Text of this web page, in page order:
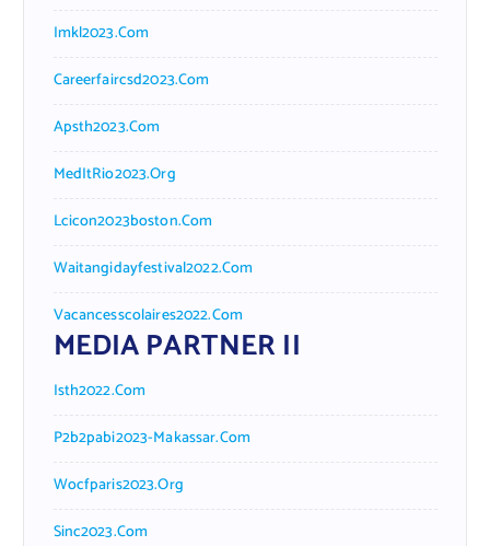
Imkl2023.com
Careerfaircsd2023.com
Apsth2023.com
MedItRio2023.org
Lcicon2023boston.com
Waitangidayfestival2022.com
Vacancesscolaires2022.com
MEDIA PARTNER II
Isth2022.com
P2b2pabi2023-Makassar.com
Wocfparis2023.org
Sinc2023.com